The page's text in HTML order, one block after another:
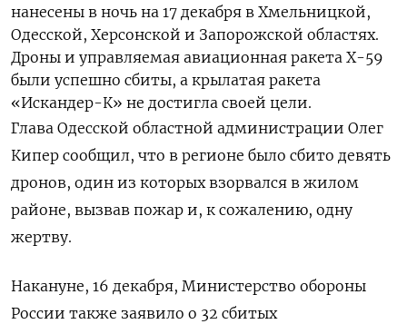
нанесены в ночь на 17 декабря в Хмельницкой,
Одесской, Херсонской и Запорожской областях.
Дроны и управляемая авиационная ракета X-59
были успешно сбиты, а крылатая ракета
«Искандер-К» не достигла своей цели.
Глава Одесской областной администрации Олег
Кипер сообщил, что в регионе было сбито девять
дронов, один из которых взорвался в жилом
районе, вызвав пожар и, к сожалению, одну
жертву.
Накануне, 16 декабря, Министерство обороны
России также заявило о 32 сбитых